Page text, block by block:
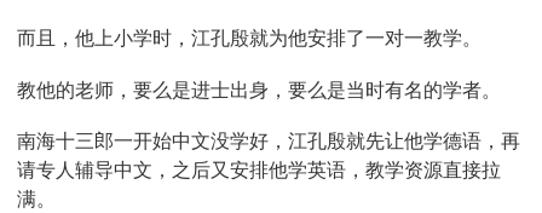
而且，他上小学时，江孔殷就为他安排了一对一教学。
教他的老师，要么是进士出身，要么是当时有名的学者。
南海十三郎一开始中文没学好，江孔殷就先让他学德语，再
请专人辅导中文，之后又安排他学英语，教学资源直接拉
满。